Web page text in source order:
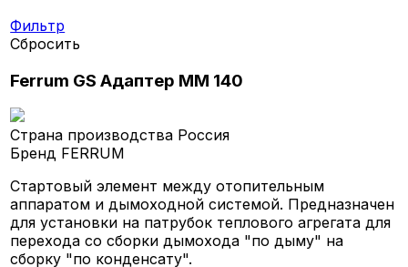
Фильтр
Сбросить
Ferrum GS Адаптер ММ 140
Страна производства Россия
Бренд FERRUM
Стартовый элемент между отопительным
аппаратом и дымоходной системой. Предназначен
для установки на патрубок теплового агрегата для
перехода со сборки дымохода "по дыму" на
сборку "по конденсату".